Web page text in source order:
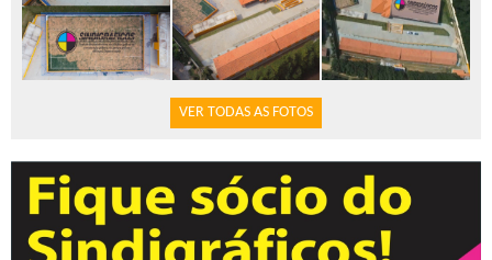
VER TODAS AS FOTOS